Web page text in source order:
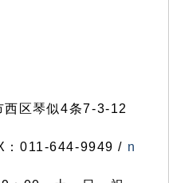
区琴似4条7-3-12
：011-644-9949 / n